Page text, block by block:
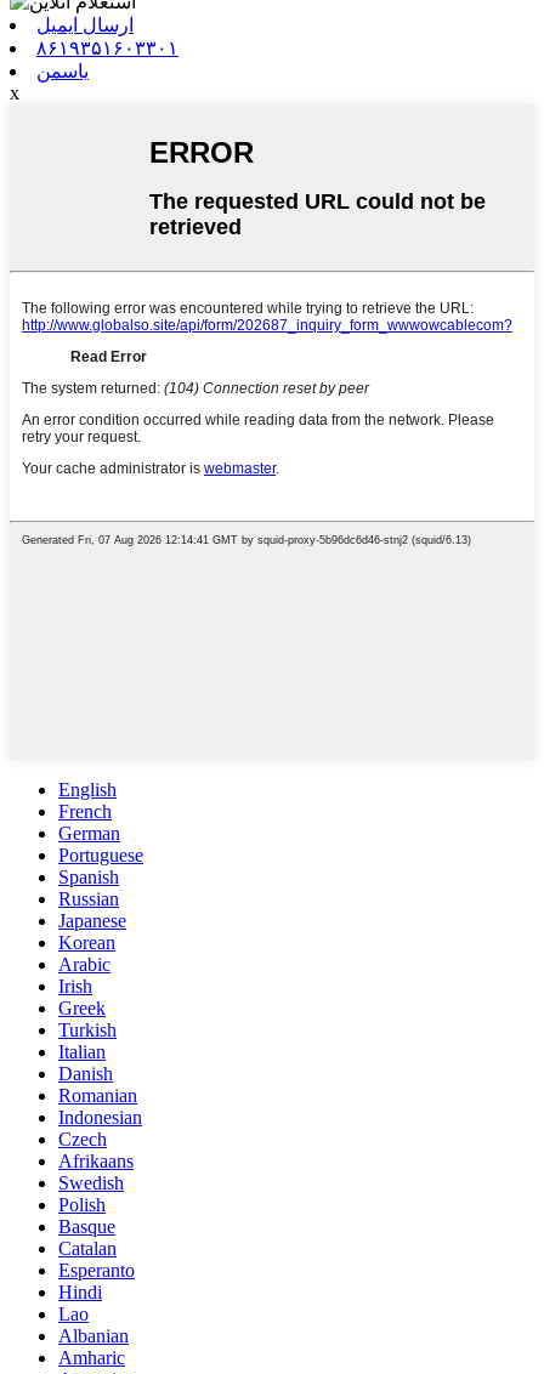
ارسال ایمیل
۸۶۱۹۳۵۱۶۰۳۳۰۱
یاسمن
x
English
French
German
Portuguese
Spanish
Russian
Japanese
Korean
Arabic
Irish
Greek
Turkish
Italian
Danish
Romanian
Indonesian
Czech
Afrikaans
Swedish
Polish
Basque
Catalan
Esperanto
Hindi
Lao
Albanian
Amharic